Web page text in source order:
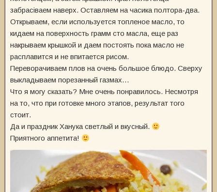
забрасіваем наверх. Оставляем на часика полтора-два.
Открываем, если используется топленое масло, то
кидаем на поверхность грамм сто масла, еще раз
накрываем крышкой и даем постоять пока масло не
расплавится и не впитается рисом.
Переворачиваем плов на очень большое блюдо. Сверху
выкладываем порезанный газмах…
Что я могу сказать? Мне очень понравилось. Несмотря
на то, что при готовке много этапов, результат того
стоит.
Да и праздник Ханука светлый и вкусный.
Приятного аппетита!